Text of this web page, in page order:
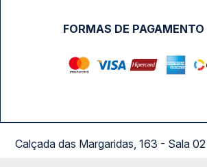
FORMAS DE PAGAMENTO
Calçada das Margaridas, 163 - Sala